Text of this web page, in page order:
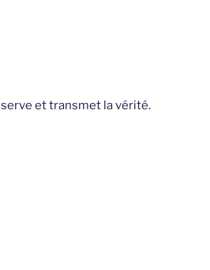
et transmet la vérité.